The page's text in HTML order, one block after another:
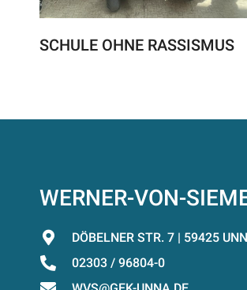
SCHULE OHNE RASSISMUS
WERNER-VON-
DÖBELNER STR. 7 | 59425
02303 / 96804-0